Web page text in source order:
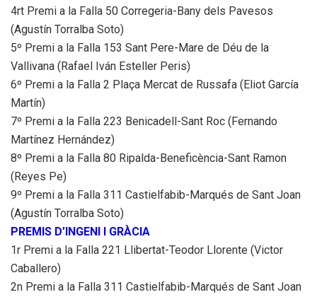
4rt Premi a la Falla 50 Corregeria-Bany dels Pavesos
(Agustín Torralba Soto)
5º Premi a la Falla 153 Sant Pere-Mare de Déu de la
Vallivana (Rafael Iván Esteller Peris)
6º Premi a la Falla 2 Plaça Mercat de Russafa (Eliot García
Martín)
7º Premi a la Falla 223 Benicadell-Sant Roc (Fernando
Martínez Hernández)
8º Premi a la Falla 80 Ripalda-Beneficència-Sant Ramon
(Reyes Pe)
9º Premi a la Falla 311 Castielfabib-Marqués de Sant Joan
(Agustín Torralba Soto)
PREMIS D’INGENI I GRÀCIA
1r Premi a la Falla 221 Llibertat-Teodor Llorente (Victor
Caballero)
2n Premi a la Falla 311 Castielfabib-Marqués de Sant Joan